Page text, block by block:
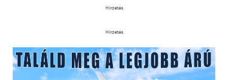
Hirdetés
Hirdetés